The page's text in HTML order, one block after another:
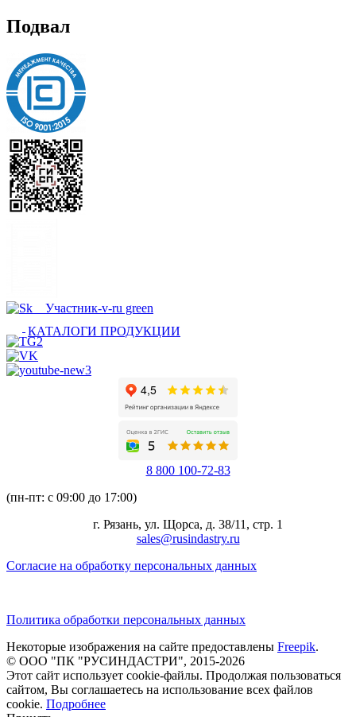
Подвал
КАТАЛОГИ ПРОДУКЦИИ
8 800 100-72-83
(пн-пт: с 09:00 до 17:00)
г. Рязань, ул. Щорса, д. 38/11, стр. 1
sales@rusindastry.ru
Согласие на обработку персональных данных
Политика обработки персональных данных
Некоторые изображения на сайте предоставлены Freepik.
© ООО "ПК "РУСИНДАСТРИ", 2015-2026
Этот сайт использует cookie-файлы. Продолжая пользоваться
сайтом, Вы соглашаетесь на использование всех файлов
cookie. Подробнее